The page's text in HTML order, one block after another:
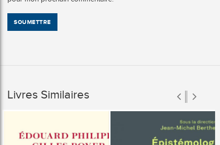
Livres Similaires